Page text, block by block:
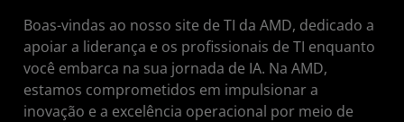
Boas-vindas ao nosso site de TI da AMD, dedicado a
apoiar a liderança e os profissionais de TI enquanto
você embarca na sua jornada de IA. Na AMD,
estamos comprometidos em impulsionar a
inovação e a excelência operacional por meio de